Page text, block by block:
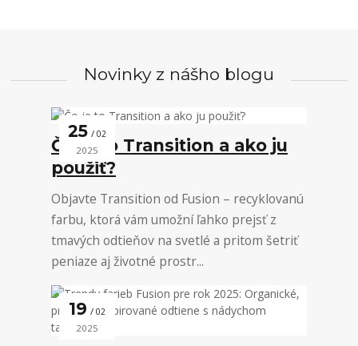
Novinky z nášho blogu
25 02
2025
Čo je to Transition a ako ju
použiť?
Objavte Transition od Fusion – recyklovanú
farbu, ktorá vám umožní ľahko prejsť z
tmavých odtieňov na svetlé a pritom šetriť
peniaze aj životné prostr...
19 02
2025